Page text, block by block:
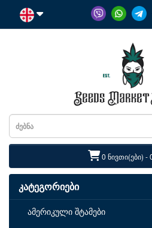
0 ნივთი(ები) -
კატეგორიები
ამერიკული შტამები